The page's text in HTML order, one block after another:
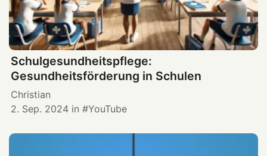
Schulgesundheitspflege:
Gesundheitsförderung in Schulen
Christian
2. Sep. 2024 in YouTube